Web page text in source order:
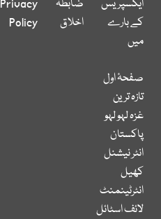
ایکسپریس
کے بارے
میں
ضابطہ
اخلاق
Privacy
Policy
صفحۂ اول
تازہ ترین
غزہ لہو لہو
پاکستان
انٹر نیشنل
کھیل
انٹرٹینمنٹ
لائف اسٹائل